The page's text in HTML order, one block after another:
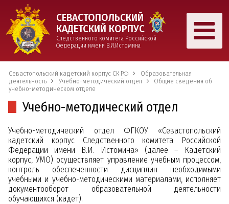
СЕВАСТОПОЛЬСКИЙ
КАДЕТСКИЙ КОРПУС
Следственного комитета Российской
Федерации имени В.И.Истомина
Севастопольский кадетский корпус СК РФ
Образовательная
деятельность
Учебно-методический отдел
Общие сведения об
учебно-методическом отделе
Учебно-методический отдел
Учебно-методический отдел ФГКОУ «Севастопольский
кадетский корпус Следственного комитета Российской
Федерации имени В.И. Истомина» (далее – Кадетский
корпус, УМО) осуществляет управление учебным процессом,
контроль обеспеченности дисциплин необходимыми
учебными и учебно-методическими материалами, исполняет
документооборот образовательной деятельности
обучающихся (кадет).